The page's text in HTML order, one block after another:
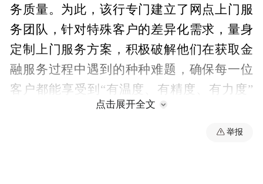
务质量。为此，该行专门建立了网点上门服
务团队，针对特殊客户的差异化需求，量身
定制上门服务方案，积极破解他们在获取金
融服务过程中遇到的种种难题，确保每一位
客户都能享受到“有温度、有精度、有力度”
的优质服务。通过这些细致入微的举措，农
行江苏张家港分行赢得了广大客户的信赖和
点击展开全文
举报